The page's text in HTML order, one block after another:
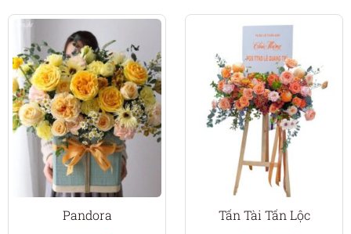
Pandora
Tấn Tài Tấn Lộc